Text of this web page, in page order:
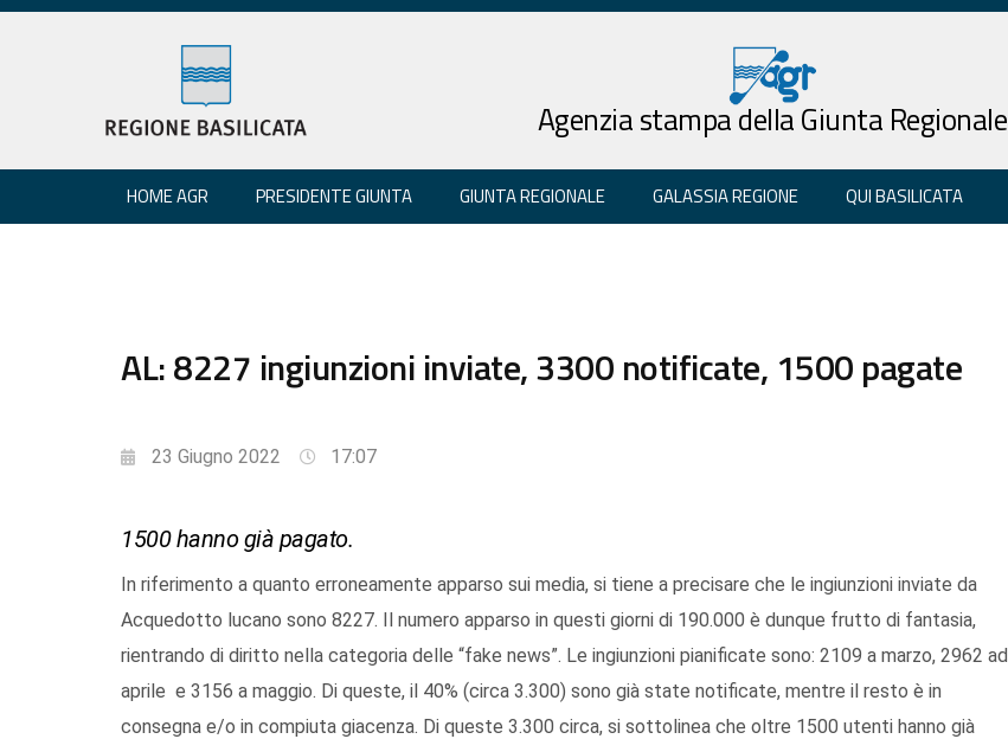
Agenzia stampa della Giunta Regionale
HOME AGR PRESIDENTE GIUNTA GIUNTA REGIONALE GALASSIA REGIONE QUI BASILICATA
AL: 8227 ingiunzioni inviate, 3300 notificate, 1500 pagate
23 Giugno 2022 17:07
1500 hanno già pagato.
In riferimento a quanto erroneamente apparso sui media, si tiene a precisare che le ingiunzioni inviate da
Acquedotto lucano sono 8227. Il numero apparso in questi giorni di 190.000 è dunque frutto di fantasia,
rientrando di diritto nella categoria delle “fake news”. Le ingiunzioni pianificate sono: 2109 a marzo, 2962 ad
aprile e 3156 a maggio. Di queste, il 40% (circa 3.300) sono già state notificate, mentre il resto è in
consegna e/o in compiuta giacenza. Di queste 3.300 circa, si sottolinea che oltre 1500 utenti hanno già